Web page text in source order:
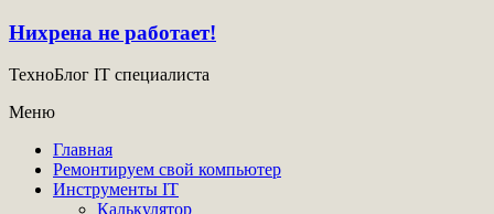
Нихрена не работает!
ТехноБлог IT специалиста
Меню
Главная
Ремонтируем свой компьютер
Инструменты IT
Калькулятор